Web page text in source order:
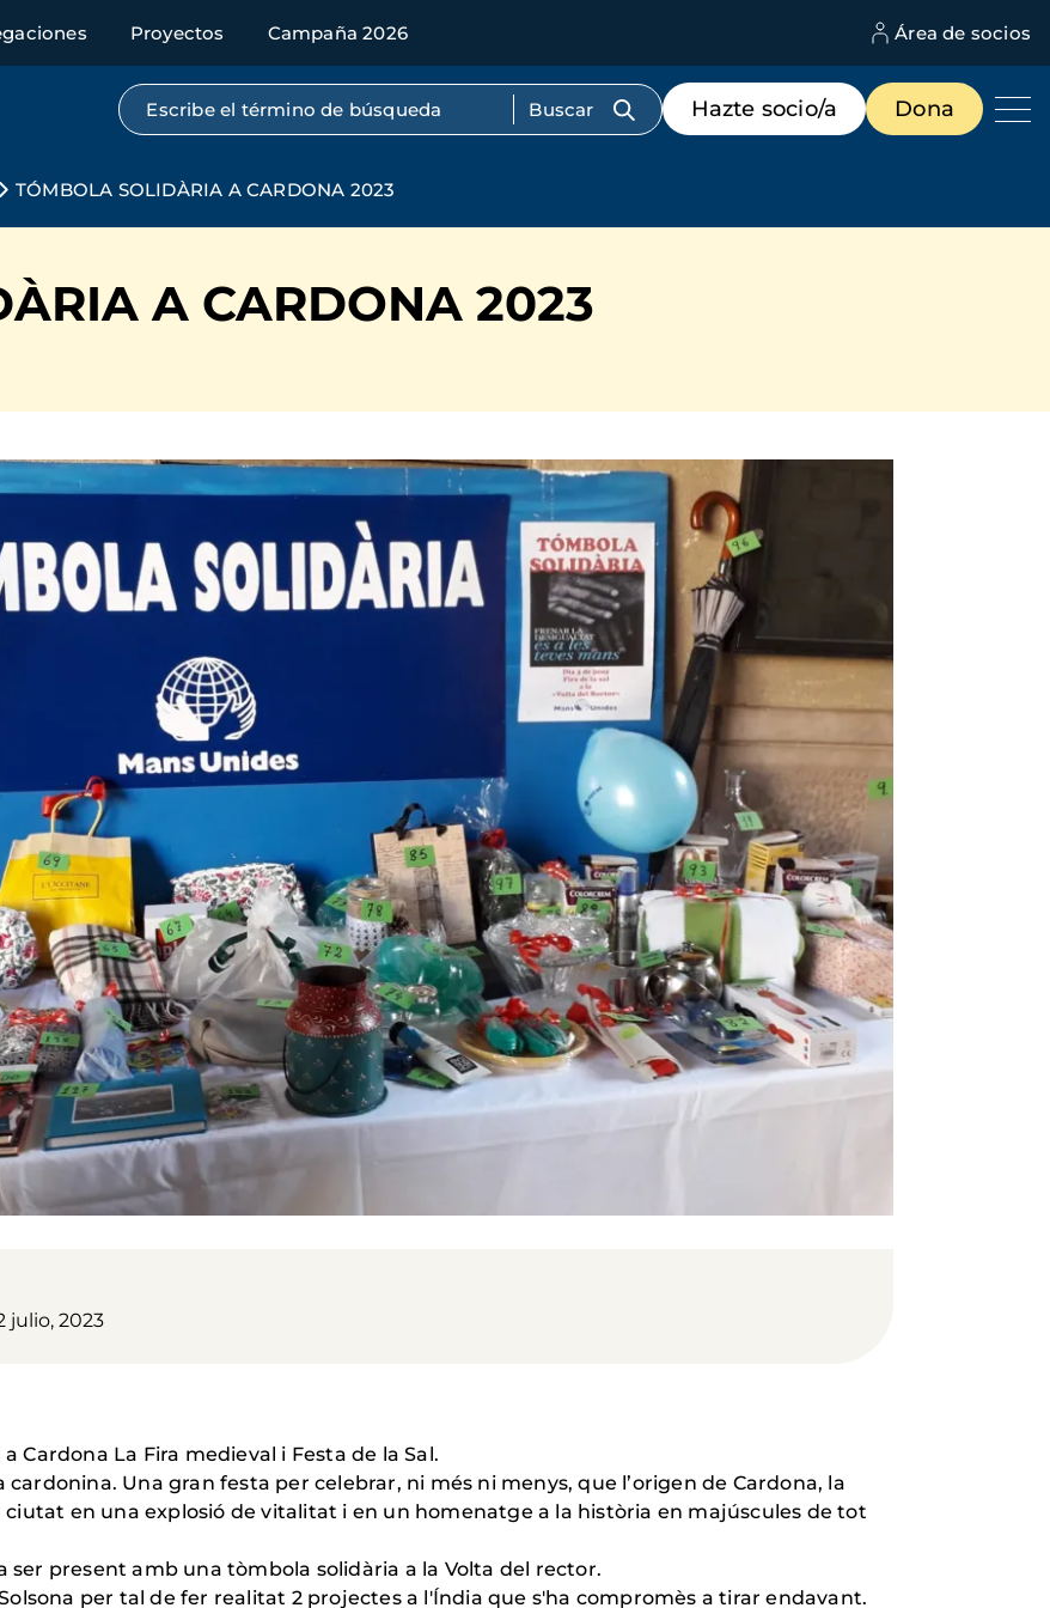
Proyectos Campaña 2026 Área de socios
Búsqueda por texto completo
Menú
de
destacados
Hazte socio/a Dona
TÓMBOLA SOLIDÀRIA A CARDONA 2023
A CARDONA 2023
julio, 2023
Cardona La Fira medieval i Festa de la Sal.
Una gran festa per celebrar, ni més ni menys, que l’origen de Cardona, la
ciutat en una explosió de vitalitat i en un homenatge a la història en majúscules de tot
ser present amb una tòmbola solidària a la Volta del rector.
per tal de fer realitat 2 projectes a l'Índia que s'ha compromès a tirar endavant.